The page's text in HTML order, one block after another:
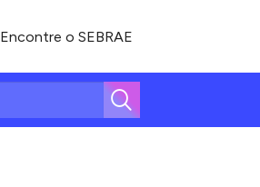
Encontre o SEBRAE